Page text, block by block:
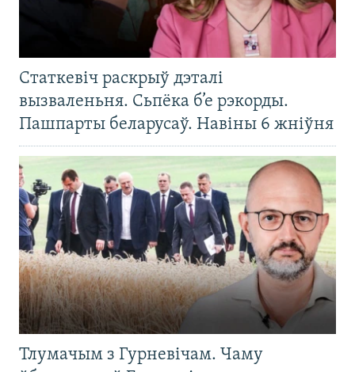
Статкевіч раскрыў дэталі
вызваленьня. Сьпёка б’е рэкорды.
Пашпарты беларусаў. Навіны 6 жніўня
Тлумачым з Гурневічам. Чаму